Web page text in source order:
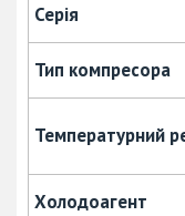
Серія
Тип компресора
Температурний
Холодоагент